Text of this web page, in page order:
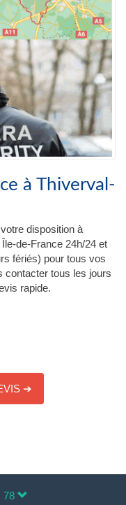
à Thiverval-
disposition à
de-France 24h/24 et
fériés) pour tous vos
contacter tous les jours
rapide.
➔
78